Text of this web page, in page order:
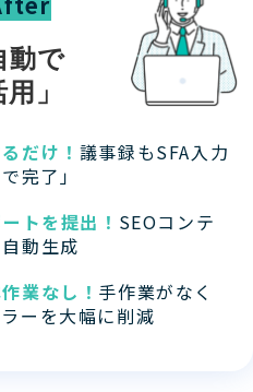
動で
」
だけ！ 議事録もSFA入力
完了」
トを提出！ SEOコンテ
動生成
業なし！ 手作業がなく
ーを大幅に削減